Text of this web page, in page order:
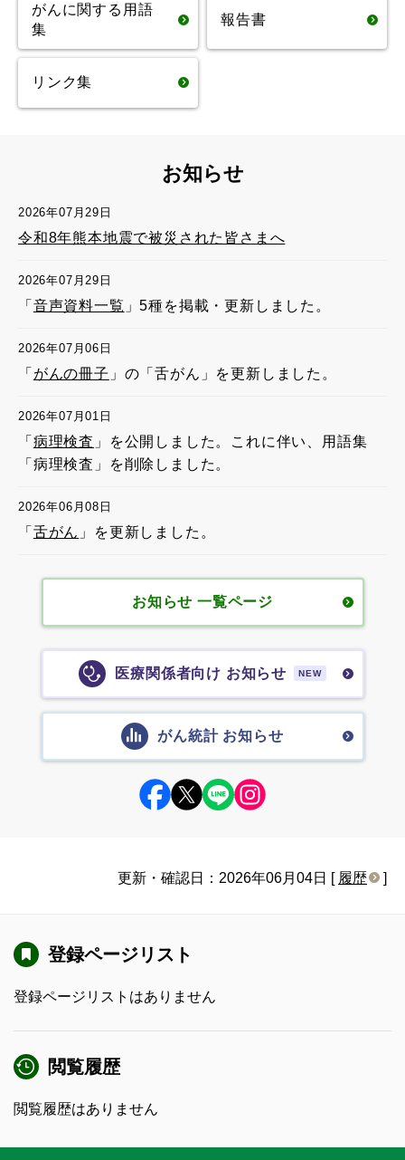
がんに関する用語
集
報告書
リンク集
お知らせ
2026年07月29日
令和8年熊本地震で被災された皆さまへ
2026年07月29日
「 音声資料一覧 」5種を掲載・更新しました。
2026年07月06日
「 がんの冊子 」の「舌がん」を更新しました。
2026年07月01日
「 病理検査 」を公開しました。これに伴い、用語集
「病理検査」を削除しました。
2026年06月08日
「 舌がん 」を更新しました。
お知らせ 一覧ページ
医療関係者向け お知らせ NEW
がん統計 お知らせ
更新・確認日：2026年06月04日 [ 履歴 ]
登録ページリスト
登録ページリストはありません
閲覧履歴
閲覧履歴はありません